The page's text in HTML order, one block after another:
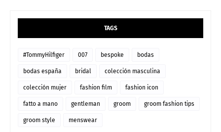
TAGS
#TommyHilfiger 007 bespoke bodas
bodas españa bridal colección masculina
colección mujer fashion film fashion icon
fatto a mano gentleman groom groom fashion tips
groom style menswear